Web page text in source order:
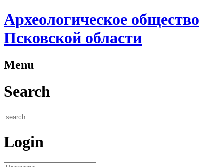
Археологическое общество
Псковской области
Menu
Search
Login